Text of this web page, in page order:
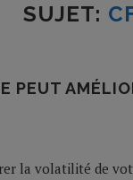
SUJET:
PEUT
la volatilité de